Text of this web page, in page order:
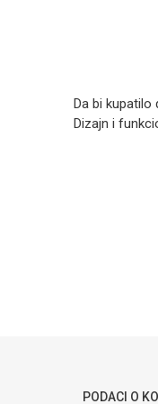
Da bi kupatilo
Dizajn i
PODACI O